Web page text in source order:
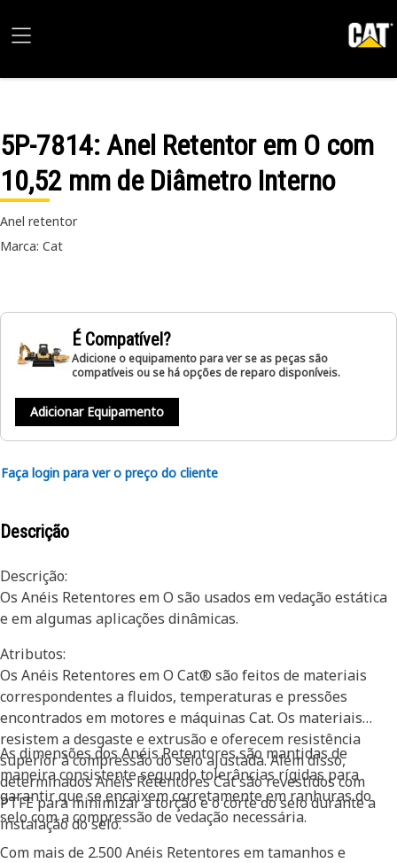
5P-7814: Anel Retentor em O com
10,52 mm de Diâmetro Interno
Anel retentor
Marca: Cat
É Compatível?
Adicione o equipamento para ver se as peças são
compatíveis ou se há opções de reparo disponíveis.
Adicionar Equipamento
Faça login para ver o preço do cliente
Descrição
Descrição:
Os Anéis Retentores em O são usados em vedação estática
e em algumas aplicações dinâmicas.
Atributos:
Os Anéis Retentores em O Cat® são feitos de materiais
correspondentes a fluidos, temperaturas e pressões
encontrados em motores e máquinas Cat. Os materiais
resistem a desgaste e extrusão e oferecem resistência
superior à compressão do selo ajustada. Além disso,
determinados Anéis Retentores Cat são revestidos com
PTFE para minimizar a torção e o corte do selo durante a
instalação do selo.
As dimensões dos Anéis Retentores são mantidas de
maneira consistente segundo tolerâncias rígidas para
garantir que se encaixem corretamente em ranhuras do
selo com a compressão de vedação necessária.
Com mais de 2.500 Anéis Retentores em tamanhos e